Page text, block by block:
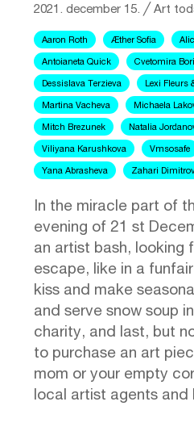
2021. december 15. ╱Art
Aaron Roth Æther Sofia
Antoianeta Quick Cvetomira
Dessislava Terzieva Lexi Fleurs
Martina Vacheva Michaela
Mitch Brezunek Natalia
Viliyana Karushkova Vmsosafe
Yana Abrasheva Zahari
In the miracle part of
evening of 21 st
an artist bash, looking
escape, like in a
kiss and make
and serve snow soup
charity, and last, but
to purchase an art
mom or your empty
local artist agents and